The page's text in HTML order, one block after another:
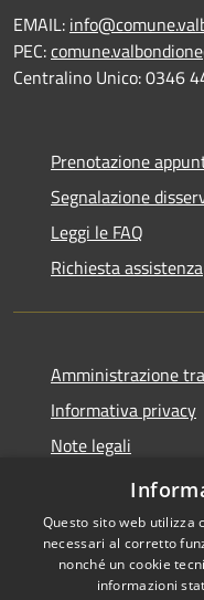
EMAIL:
PEC:
Centralino Unico: 0346
Prenotazione
Segnalazione
Leggi le FAQ
Richiesta assistenza
Amministrazione
Informativa privacy
Note legali
Dichiarazione di
Questo sito web utilizza
necessari al corretto
nonché un cookie
informazioni